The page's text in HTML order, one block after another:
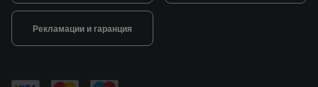
Рекламации и гаранция